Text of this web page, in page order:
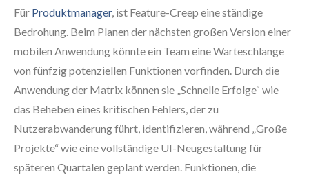
Für Produktmanager, ist Feature-Creep eine ständige
Bedrohung. Beim Planen der nächsten großen Version einer
mobilen Anwendung könnte ein Team eine Warteschlange
von fünfzig potenziellen Funktionen vorfinden. Durch die
Anwendung der Matrix können sie „Schnelle Erfolge“ wie
das Beheben eines kritischen Fehlers, der zu
Nutzerabwanderung führt, identifizieren, während „Große
Projekte“ wie eine vollständige UI-Neugestaltung für
späteren Quartalen geplant werden. Funktionen, die